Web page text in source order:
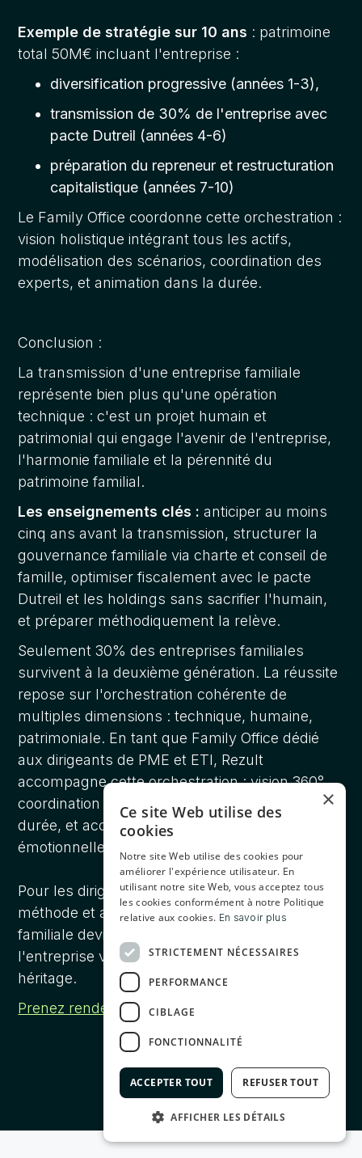
Exemple de stratégie sur 10 ans : patrimoine
total 50M€ incluant l'entreprise :
diversification progressive (années 1-3),
transmission de 30% de l'entreprise avec
pacte Dutreil (années 4-6)
préparation du repreneur et restructuration
capitalistique (années 7-10)
Le Family Office coordonne cette orchestration :
vision holistique intégrant tous les actifs,
modélisation des scénarios, coordination des
experts, et animation dans la durée.
Conclusion :
La transmission d'une entreprise familiale
représente bien plus qu'une opération
technique : c'est un projet humain et
patrimonial qui engage l'avenir de l'entreprise,
l'harmonie familiale et la pérennité du
patrimoine familial.
Les enseignements clés : anticiper au moins
cinq ans avant la transmission, structurer la
gouvernance familiale via charte et conseil de
famille, optimiser fiscalement avec le pacte
Dutreil et les holdings sans sacrifier l'humain,
et préparer méthodiquement la relève.
Seulement 30% des entreprises familiales
survivent à la deuxième génération. La réussite
repose sur l'orchestration cohérente de
multiples dimensions : technique, humaine,
patrimoniale. En tant que Family Office dédié
aux dirigeants de PME et ETI, Rezult
accompagne cette orchestration : vision 360°,
coordination des experts, pilotage dans la
durée, et accompagnement des dimensions
émotionnelles.
Pour les dirigeants qui s'engagent avec
méthode et anticipation, la transmission
familiale devient une nouvelle étape propulsant
l'entreprise vers l'avenir tout en préservant son
héritage.
Prenez rendez-vous avec nos équipes
×
Ce site Web utilise des
cookies
Notre site Web utilise des cookies pour
améliorer l'expérience utilisateur. En
utilisant notre site Web, vous acceptez tous
les cookies conformément à notre Politique
relative aux cookies. En savoir plus
STRICTEMENT NÉCESSAIRES
PERFORMANCE
CIBLAGE
FONCTIONNALITÉ
ACCEPTER TOUT REFUSER TOUT
AFFICHER LES DÉTAILS